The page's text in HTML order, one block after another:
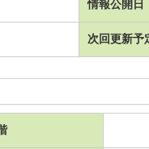
情報公開日
次回更新予